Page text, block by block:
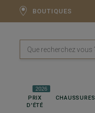
BOUTIQUES
PRIX
D'ÉTÉ
2026
CHAUSSURES